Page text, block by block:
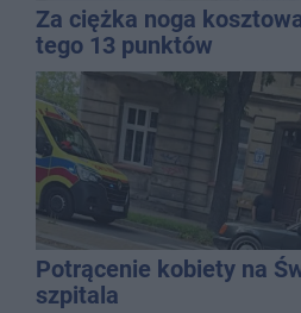
Za ciężka noga
tego 13 punktów
Potrącenie kobiety na
szpitala